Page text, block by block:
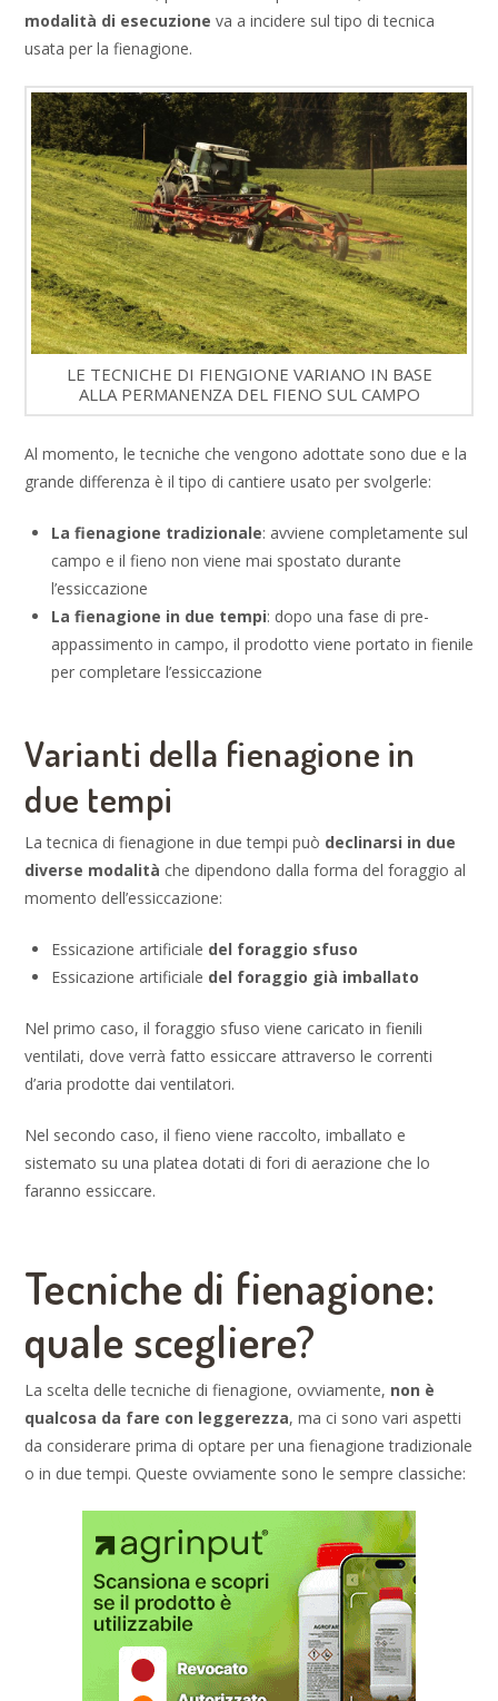
modalità di esecuzione va a incidere sul tipo di tecnica
usata per la fienagione.
LE TECNICHE DI FIENGIONE VARIANO IN BASE
ALLA PERMANENZA DEL FIENO SUL CAMPO
Al momento, le tecniche che vengono adottate sono due e la
grande differenza è il tipo di cantiere usato per svolgerle:
La fienagione tradizionale: avviene completamente sul
campo e il fieno non viene mai spostato durante
l’essiccazione
La fienagione in due tempi: dopo una fase di pre-
appassimento in campo, il prodotto viene portato in fienile
per completare l’essiccazione
Varianti della fienagione in
due tempi
La tecnica di fienagione in due tempi può declinarsi in due
diverse modalità che dipendono dalla forma del foraggio al
momento dell’essiccazione:
Essicazione artificiale del foraggio sfuso
Essicazione artificiale del foraggio già imballato
Nel primo caso, il foraggio sfuso viene caricato in fienili
ventilati, dove verrà fatto essiccare attraverso le correnti
d’aria prodotte dai ventilatori.
Nel secondo caso, il fieno viene raccolto, imballato e
sistemato su una platea dotati di fori di aerazione che lo
faranno essiccare.
Tecniche di fienagione:
quale scegliere?
La scelta delle tecniche di fienagione, ovviamente, non è
qualcosa da fare con leggerezza, ma ci sono vari aspetti
da considerare prima di optare per una fienagione tradizionale
o in due tempi. Queste ovviamente sono le sempre classiche: